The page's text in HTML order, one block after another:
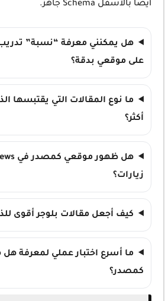
أيضًا بالأسفل Schema جاهز.
هل يمكنني معرفة “نسبة”
على موقعي بدقة؟
ما نوع المقالات التي يقتبسها
أكثر؟
زيارات؟
كيف أجعل مقالات بلوجر أقوى
ما أسرع اختبار عملي لمعرفة
كمصدر؟